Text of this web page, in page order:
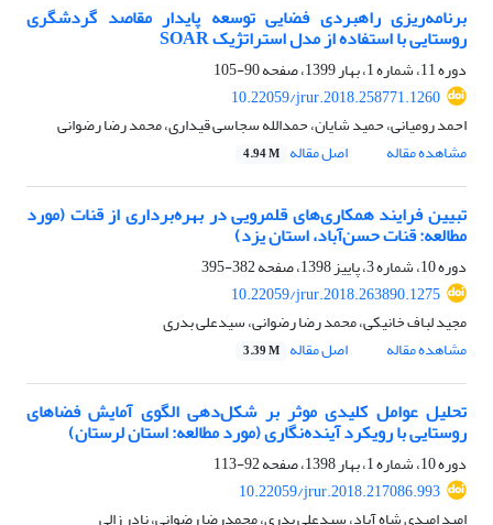
برنامه‌ریزی راهبردی فضایی توسعه پایدار مقاصد گردشگری
روستایی با استفاده از مدل استراتژیک SOAR
دوره 11، شماره 1، بهار 1399، صفحه
90-105
10.22059/jrur.2018.258771.1260
احمد رومیانی، حمید شایان، حمدالله سجاسی قیداری، محمد رضا رضوانی
مشاهده مقاله
اصل مقاله 4.94 M
تبیین فرایند همکاری‌های قلمرویی در بهره‌برداری از قنات (مورد
مطالعه: قنات حسن‌آباد، استان یزد)
دوره 10، شماره 3، پاییز 1398، صفحه
382-395
10.22059/jrur.2018.263890.1275
مجید لباف خانیکی، محمد رضا رضوانی، سیدعلی بدری
مشاهده مقاله
اصل مقاله 3.39 M
تحلیل عوامل کلیدی موثر بر شکل‌دهی الگوی آمایش فضاهای
روستایی با رویکرد آینده‌نگاری (مورد مطالعه: استان لرستان)
دوره 10، شماره 1، بهار 1398، صفحه
92-113
10.22059/jrur.2018.217086.993